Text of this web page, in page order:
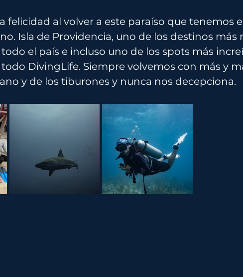
felicidad al volver a este paraíso que tenemos
Isla de Providencia, uno de los destinos más
el país e incluso uno de los spots más
DivingLife. Siempre volvemos con más y
y de los tiburones y nunca nos decepciona.